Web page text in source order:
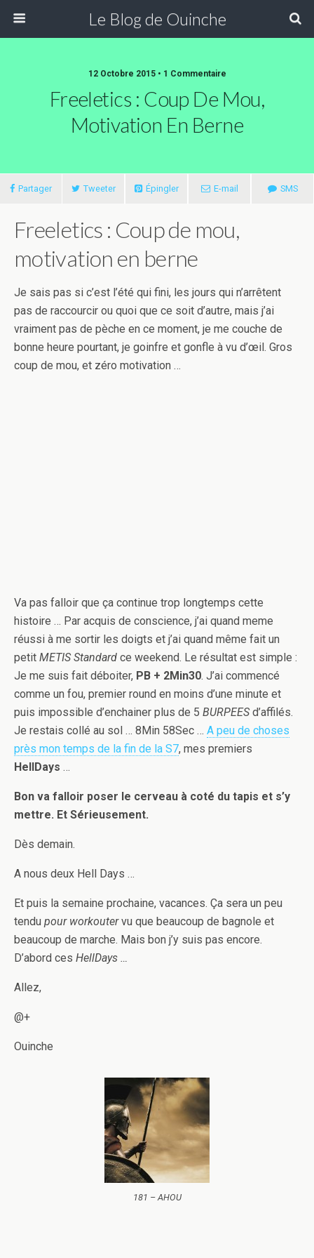
Le Blog de Ouinche
12 Octobre 2015 • 1 Commentaire
Freeletics : Coup De Mou,
Motivation En Berne
Partager Tweeter Épingler E-mail SMS
Freeletics : Coup de mou,
motivation en berne
Je sais pas si c’est l’été qui fini, les jours qui n’arrêtent
pas de raccourcir ou quoi que ce soit d’autre, mais j’ai
vraiment pas de pèche en ce moment, je me couche de
bonne heure pourtant, je goinfre et gonfle à vu d’œil. Gros
coup de mou, et zéro motivation …
Va pas falloir que ça continue trop longtemps cette
histoire … Par acquis de conscience, j’ai quand meme
réussi à me sortir les doigts et j’ai quand même fait un
petit METIS Standard ce weekend. Le résultat est simple :
Je me suis fait déboiter, PB + 2Min30. J’ai commencé
comme un fou, premier round en moins d’une minute et
puis impossible d’enchainer plus de 5 BURPEES d’affilés.
Je restais collé au sol … 8Min 58Sec … A peu de choses
près mon temps de la fin de la S7, mes premiers
HellDays …
Bon va falloir poser le cerveau à coté du tapis et s’y
mettre. Et Sérieusement.
Dès demain.
A nous deux Hell Days …
Et puis la semaine prochaine, vacances. Ça sera un peu
tendu pour workoutervu que beaucoup de bagnole et
beaucoup de marche. Mais bon j’y suis pas encore.
D’abord ces HellDays …
Allez,
@+
Ouinche
181 – AHOU